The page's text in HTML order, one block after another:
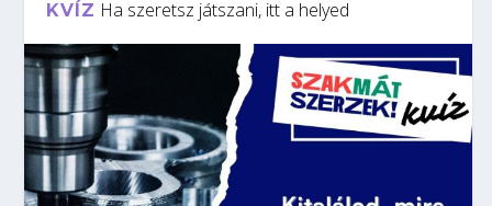
KVÍZ Ha szeretsz játszani, itt a helyed